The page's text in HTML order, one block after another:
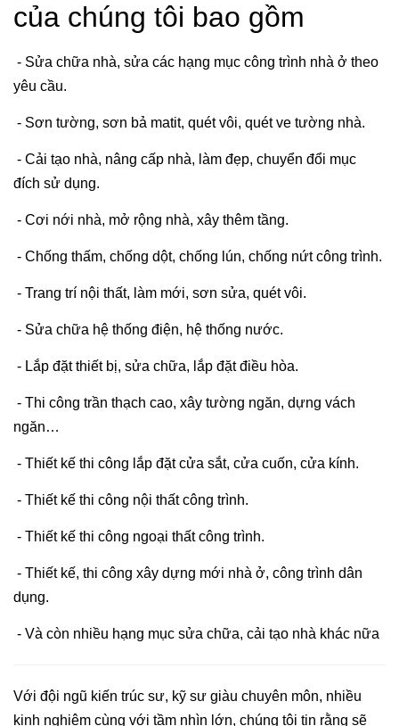
của chúng tôi bao gồm
- Sửa chữa nhà, sửa các hạng mục công trình nhà ở theo
yêu cầu.
- Sơn tường, sơn bả matit, quét vôi, quét ve tường nhà.
- Cải tạo nhà, nâng cấp nhà, làm đẹp, chuyển đổi mục
đích sử dụng.
- Cơi nới nhà, mở rộng nhà, xây thêm tầng.
- Chống thấm, chống dột, chống lún, chống nứt công trình.
- Trang trí nội thất, làm mới, sơn sửa, quét vôi.
- Sửa chữa hệ thống điện, hệ thống nước.
- Lắp đặt thiết bị, sửa chữa, lắp đặt điều hòa.
- Thi công trần thạch cao, xây tường ngăn, dựng vách
ngăn…
- Thiết kế thi công lắp đặt cửa sắt, cửa cuốn, cửa kính.
- Thiết kế thi công nội thất công trình.
- Thiết kế thi công ngoại thất công trình.
- Thiết kế, thi công xây dựng mới nhà ở, công trình dân
dụng.
- Và còn nhiều hạng mục sửa chữa, cải tạo nhà khác nữa
Với đội ngũ kiến trúc sư, kỹ sư giàu chuyên môn, nhiều
kinh nghiệm cùng với tầm nhìn lớn, chúng tôi tin rằng sẽ